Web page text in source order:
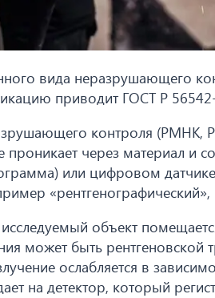
вида неразрушающего
приводит ГОСТ Р
контроля (РМНК,
через материал и
или цифровом
«рентгенографический»,
объект
может быть рентгеновской
ослабляется в
на детектор, который